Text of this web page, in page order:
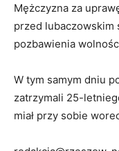
Mężczyzna za
przed lubaczowskim
pozbawienia
W tym samym dniu
zatrzymali 25-
miał przy sobie